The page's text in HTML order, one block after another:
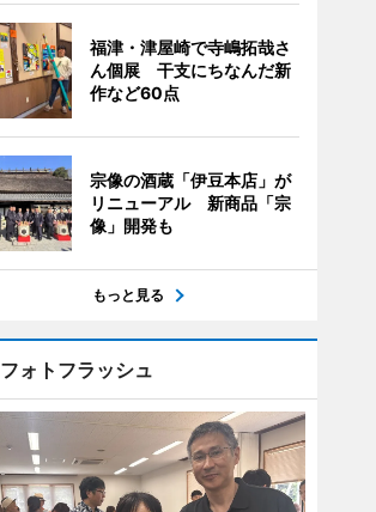
福津・津屋崎で寺嶋拓哉さ
ん個展 干支にちなんだ新
作など60点
宗像の酒蔵「伊豆本店」が
リニューアル 新商品「宗
像」開発も
もっと見る
フォトフラッシュ